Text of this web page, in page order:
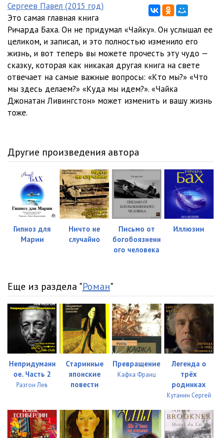
Сергеев Павел (2015 год)
Это самая главная книга
Ричарда Баха. Он не придумал «Чайку». Он услышал ее
целиком, и записал, и это полностью изменило его
жизнь, и вот теперь вы можете прочесть эту чудо —
сказку, которая как никакая другая книга на свете
отвечает на самые важные вопросы: «Кто мы?» «Что
мы здесь делаем?» «Куда мы идем?». «Чайка
Джонатан Ливингстон» может изменить и вашу жизнь
тоже.
Другие произведения автора
Гипноз для
Марии
Ничто не
случайно
Письмо от
богобоязненн
ого человека
Иллюзии
Еще из раздела "Роман"
Непридуманн
ое. Часть 2
Разгон Лев
Старинные
японские
повести
Превращение
Кафка Франц
Легенда о
трёх
родинках
Кутанин Сергей